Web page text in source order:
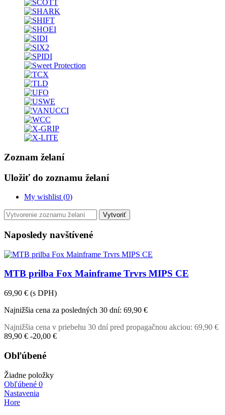
Zoznam želaní
Uložiť do zoznamu želaní
My wishlist (0)
Vytvoriť
Naposledy navštívené
MTB prilba Fox Mainframe Trvrs MIPS CE
69,90 € (s DPH)
Najnižšia cena za posledných 30 dní: 69,90 €
Najnižšia cena v priebehu 30 dní pred propagačnou akciou: 69,90 €
89,90 € -20,00 €
Obľúbené
Žiadne položky
Obľúbené 0
Nastavenia
Hore